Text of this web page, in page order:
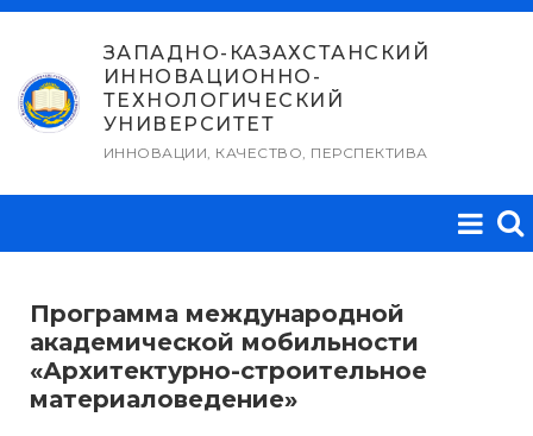
Перейти
содержимому
ЗАПАДНО-КАЗАХСТАНСКИЙ
ИННОВАЦИОННО-
ТЕХНОЛОГИЧЕСКИЙ
УНИВЕРСИТЕТ
ИННОВАЦИИ, КАЧЕСТВО, ПЕРСПЕКТИВА
Программа международной
академической мобильности
«Архитектурно-строительное
материаловедение»